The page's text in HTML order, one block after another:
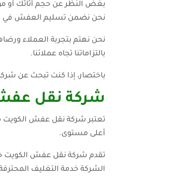
بغض النظر عن حجم أثاثك أو
نحن نضمن تسليم العفش في
نحن نهتم بتجربة العملاء
بالتزاماتنا تجاه عملائنا.
باختصار، إذا كنت تبحث عن
شركة نقل
تعتبر شركة نقل عفش الكويت
أعلى مستوى.
تقدم شركة نقل عفش الكويت
الشركة خدمة التغليف